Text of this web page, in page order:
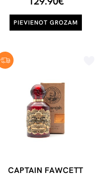
PIEVIENOT GROZAM
CAPTAIN FAWCETT